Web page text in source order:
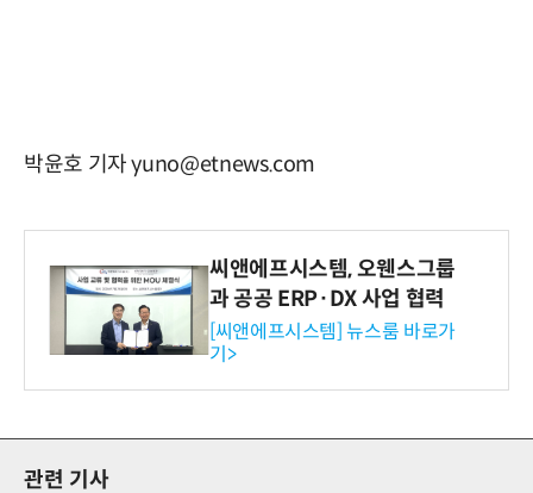
박윤호 기자 yuno@etnews.com
씨앤에프시스템, 오웬스그룹
과 공공 ERP·DX 사업 협력
[씨앤에프시스템] 뉴스룸 바로가
기>
관련 기사